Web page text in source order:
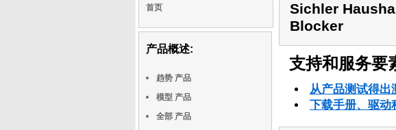
首页
产品概述:
趋势 产品
模型 产品
全部 产品
Sichler
Blocker
支持和服务要
从产品测试得出
下载手册、驱动